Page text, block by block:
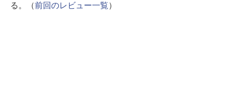
る。（前回のレビュー一覧）